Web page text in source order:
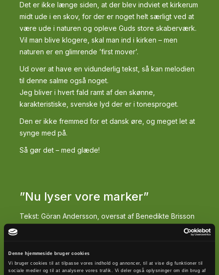
Denne hjemmeside bruger cookies
Vi bruger cookies til at tilpasse vores indhold og annoncer, til at vise dig funktioner til
sociale medier og til at analysere vores trafik. Vi deler også oplysninger om din brug af
Det er ikke længe siden, at der blev indviet et kirkerum
midt ude i en skov, for der er noget helt særligt ved at
være ude i naturen og opleve Guds store skaberværk.
Vil man blive klogere, skal man ind i kirken – men
naturen er en glimrende ’first mover’.
Ud over at have en vidunderlig tekst, så kan melodien
til denne salme også noget.
Jeg bliver i hvert fald ramt af den skønne,
karakteristiske, svenske lyd der er i tonesproget.
Den er ikke fremmed for et dansk øre, og meget let at
synge med på.
Så gør det – med glæde!
”Nu lyser vore marker”
Tekst: Göran Andersson, oversat af Benedikte Brisson